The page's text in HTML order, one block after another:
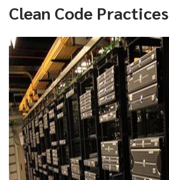
Clean Code Practices